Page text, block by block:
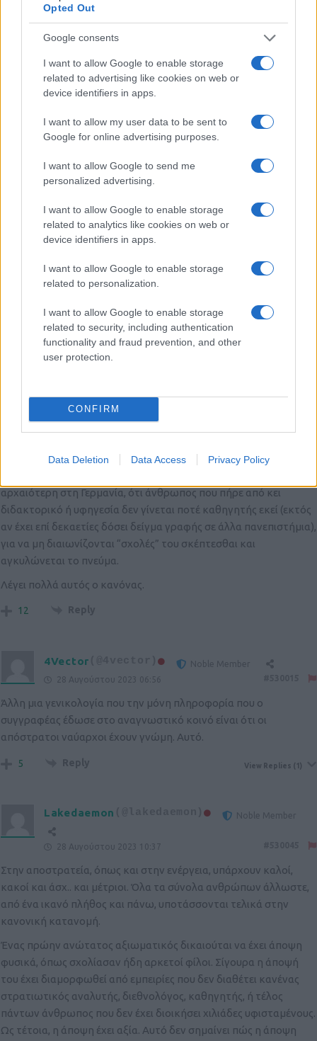
Opted Out
Google consents
I want to allow Google to enable storage
related to advertising like cookies on web or
device identifiers in apps.
I want to allow my user data to be sent to
Google for online advertising purposes.
I want to allow Google to send me
personalized advertising.
I want to allow Google to enable storage
related to analytics like cookies on web or
device identifiers in apps.
I want to allow Google to enable storage
related to personalization.
I want to allow Google to enable storage
related to security, including authentication
functionality and fraud prevention, and other
user protection.
CONFIRM
Data Deletion Data Access Privacy Policy
αλλά η έγκυρη, η κορυφαία “Π” θα έχει τρωθεί από τις αντιζηλίες
τους! Μην το κάνετε!
(@nikolaos)
28 Αυγούστου 2023 02:32
#530008
Στο θέμα της “αξιοποίησης” των παλαιών, υπάρχει πάντοτε, και
σε όλους τους χώρους, το δίλημμα: Αξιοποίηση της εμπειρίας με
κόστος τη διατήρηση των αγκυλώσεων;
Στο Πανεπιστήμιο το έχουμε με τους ομοτίμους καθηγητές.
Θα ήταν υπεραρκετό το να μπορούν να διδάσκουν στα
μεταπτυχιακά μετά την αφυπηρέτηση.
Όμως μια ζωή τραβούν από το μανίκι υπουργούς για να
αποσπάσουν εξτρά προνόμια: Να μπορούν να επιβλέπουν
συμβουλευτικών ή και επταμελών εξεταστικών επιτροπών, να
διδάσκουν προπτυχιακά, να κάνουν προγράμματα, να, να, να …
Με λογής κίνητρα: Από την εύρεση νέων σεξουαλικών παρτενέρ
γνωμοδοτική αγορά κλπ.
Γενικώς, αν σε ένα σύστημα προσφεύγουμε σε “παλιούς”, κάτι
αρχαιότερη στη Γερμανία, ότι άνθρωπος που πήρε από κει
διδακτορικό ή υφηγεσία δεν γίνεται ποτέ καθηγητής εκεί (εκτός
αν έχει επί δεκαετίες δόσει δείγμα γραφής σε άλλα πανεπιστήμια),
για να μη διαιωνίζονται “σχολές” του σκέπτεσθαι και
αγκυλώνεται το πνεύμα.
Λέγει πολλά αυτός ο κανόνας.
12 Reply
4Vector
Noble Member
28 Αυγούστου 2023 06:56
Άλλη μια γενικολογία που την μόνη πληροφορία που ο
συγγραφέας έδωσε στο αναγνωστικό κοινό είναι ότι οι
απόστρατοι ναύαρχοι έχουν γνώμη. Αυτό.
5 Reply View Replies (1)
Lakedaemon (@lakedaemon) Noble Member
28 Αυγούστου 2023 10:37
Στην αποστρατεία, όπως και στην ενέργεια, υπάρχουν καλοί,
κακοί και άσχ.. και μέτριοι. Όλα τα σύνολα ανθρώπων άλλωστε,
από ένα ικανό πλήθος και πάνω, υποτάσσονται τελικά στην
κανονική κατανομή.
Ένας πρώην ανώτατος αξιωματικός δικαιούται να έχει άποψη
φυσικά, όπως σχολίασαν ήδη αρκετοί φίλοι. Σίγουρα η άποψή
του έχει διαμορφωθεί από εμπειρίες που δεν διαθέτει κανένας
στρατιωτικός αναλυτής, διεθνολόγος, καθηγητής, ή τέλος
πάντων άνθρωπος που δεν έχει διοικήσει χιλιάδες υφισταμένους.
Ως τέτοια, η άποψη έχει αξία. Αυτό δεν σημαίνει πώς η άποψη